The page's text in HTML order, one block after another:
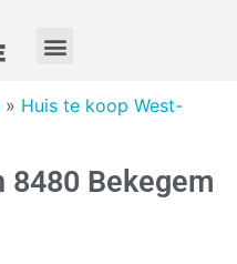
» Huis te koop West-
8480 Bekegem